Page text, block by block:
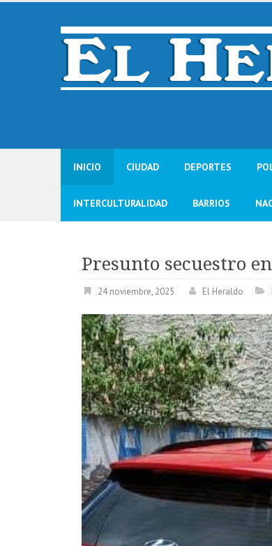
Skip
INICIO CIUDAD DEPORTES
INTERCULTURALIDAD BARRIOS
Presunto secuestro
24 noviembre, 2025 El Heraldo